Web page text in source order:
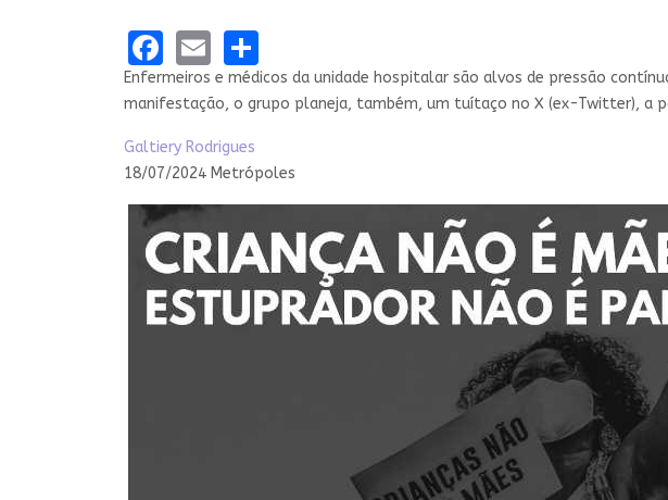
Facebook
Email
Enfermeiros e médicos da unidade hospitalar são alvos de pressão
manifestação, o grupo planeja, também, um tuítaço no X (ex-Twitter), a
Galtiery Rodrigues
18/07/2024 Metrópoles